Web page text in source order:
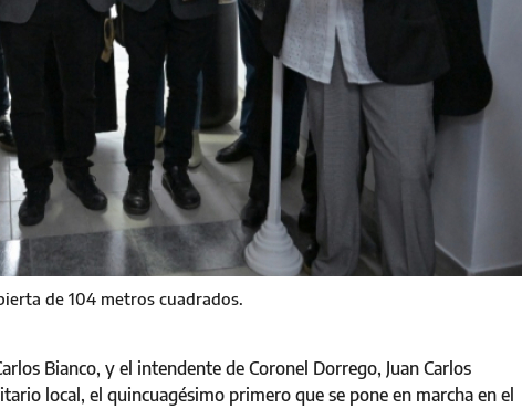
de 104 metros cuadrados.
Bianco, y el intendente de Coronel Dorrego, Juan Carlos
local, el quincuagésimo primero que se pone en marcha en el